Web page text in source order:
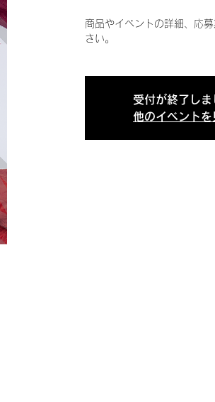
商品やイベントの詳細、応
さい。
受付が終了しま
他のイベントを